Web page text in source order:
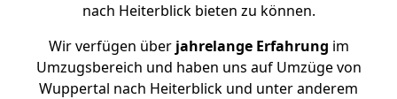
nach Heiterblick bieten zu können.
Wir verfügen überjahrelange Erfahrung im
Umzugsbereich und haben uns auf Umzüge von
Wuppertal nach Heiterblick und unter anderem